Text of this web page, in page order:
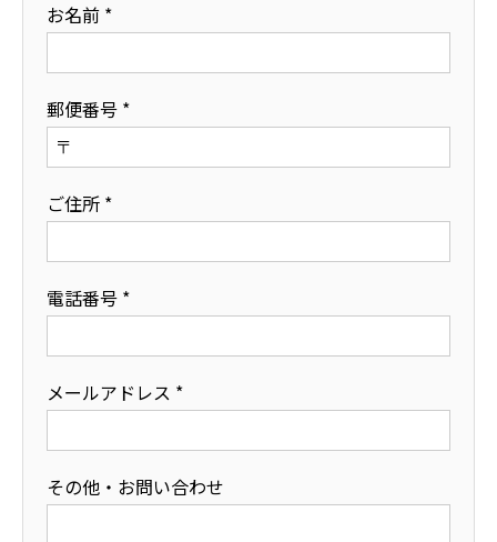
お名前 *
郵便番号 *
ご住所 *
電話番号 *
メールアドレス *
その他・お問い合わせ